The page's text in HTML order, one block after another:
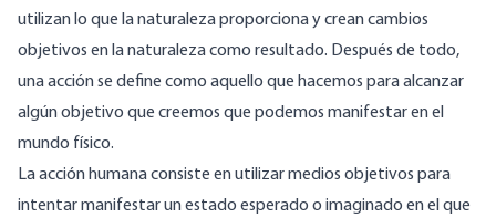
utilizan lo que la naturaleza proporciona y crean cambios
objetivos en la naturaleza como resultado. Después de todo,
una acción se define como aquello que hacemos para alcanzar
algún objetivo que creemos que podemos manifestar en el
mundo físico.
La acción humana consiste en utilizar medios objetivos para
intentar manifestar un estado esperado o imaginado en el que